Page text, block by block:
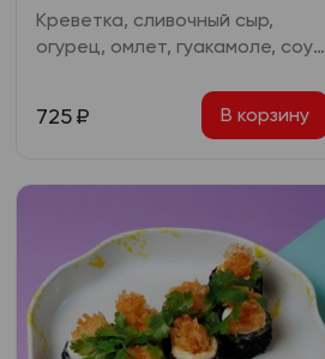
Креветка, сливочный сыр,
огурец, омлет, гуакамоле, соус
725₽ В корзину